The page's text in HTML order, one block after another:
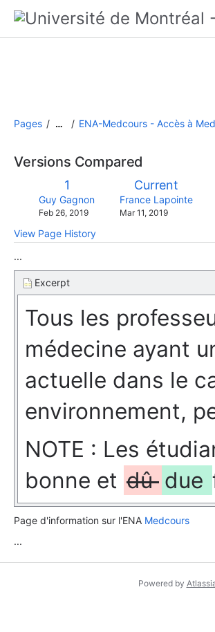
Pages … ENA-Medcours - Accès à
Versions Compared
Old
Version
1
changes.mady.by.user
Guy Gagnon
Saved
Feb 26, 2019
comparedNew
Version
Current
France Lapointe
Saved
Mar 11, 2019
View Page History
...
Excerpt
Tous les
médecine ayant
actuelle dans le
environnement,
NOTE : Les
bonne et dû due
Page d'information sur l'ENA Medcours
...
Powered by